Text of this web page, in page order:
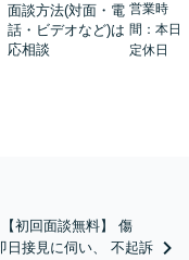
面談方法(対面・電
話・ビデオなど)は
応相談
営業時
間：本日
定休日
初回面談無料】 傷
日接見に伺い、 不起訴